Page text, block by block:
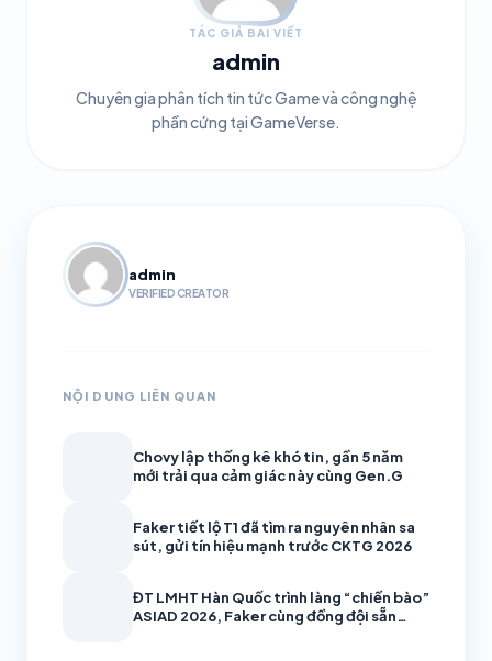
TÁC GIẢ BÀI VIẾT
admin
Chuyên gia phân tích tin tức Game và công nghệ
phần cứng tại GameVerse.
admin
VERIFIED CREATOR
NỘI DUNG LIÊN QUAN
Chovy lập thống kê khó tin, gần 5 năm
mới trải qua cảm giác này cùng Gen.G
Faker tiết lộ T1 đã tìm ra nguyên nhân sa
sút, gửi tín hiệu mạnh trước CKTG 2026
ĐT LMHT Hàn Quốc trình làng “chiến bào”
ASIAD 2026, Faker cùng đồng đội sẵn